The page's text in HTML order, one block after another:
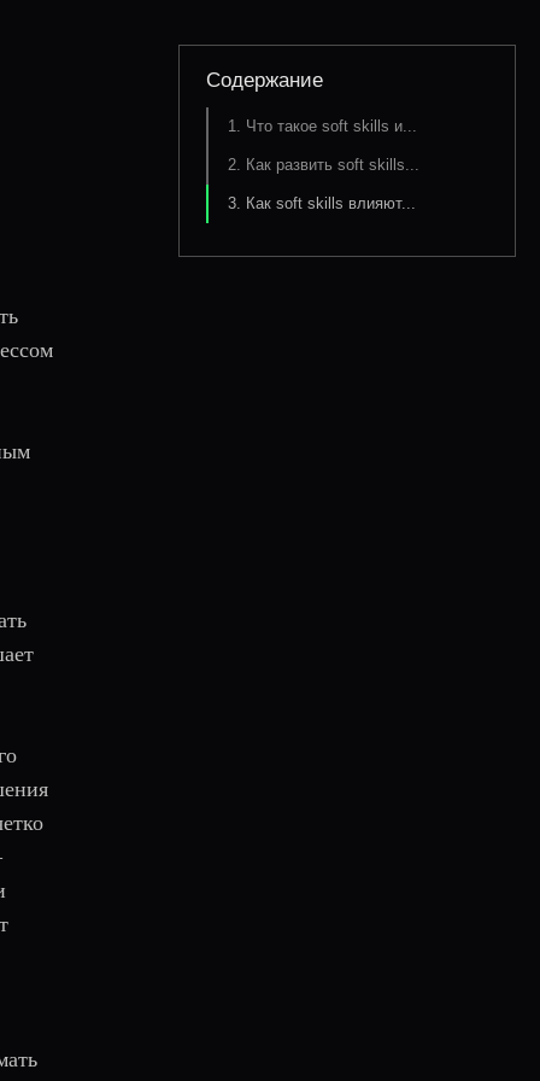
Содержание
1. Что такое soft skills и...
2. Как развить soft skills...
3. Как soft skills влияют...